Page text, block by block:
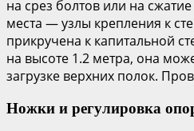
на срез болтов или на
места — узлы крепления к
прикручена к капитальной
на высоте 1.2 метра, она
загрузке верхних полок.
Ножки и регулировка